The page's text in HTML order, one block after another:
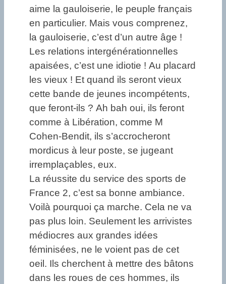
aime la gauloiserie, le peuple français
en particulier. Mais vous comprenez,
la gauloiserie, c’est d’un autre âge !
Les relations intergénérationnelles
apaisées, c’est une idiotie ! Au placard
les vieux ! Et quand ils seront vieux
cette bande de jeunes incompétents,
que feront-ils ? Ah bah oui, ils feront
comme à Libération, comme M
Cohen-Bendit, ils s’accrocheront
mordicus à leur poste, se jugeant
irremplaçables, eux.
La réussite du service des sports de
France 2, c’est sa bonne ambiance.
Voilà pourquoi ça marche. Cela ne va
pas plus loin. Seulement les arrivistes
médiocres aux grandes idées
féminisées, ne le voient pas de cet
oeil. Ils cherchent à mettre des bâtons
dans les roues de ces hommes, ils